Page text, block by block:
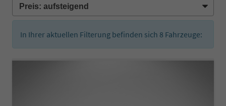
In Ihrer aktuellen Filterung befinden sich 8 Fahrzeuge: